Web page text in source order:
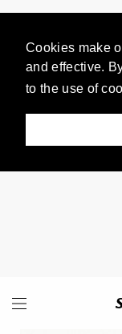
Cookies make
and effective.
to the use of